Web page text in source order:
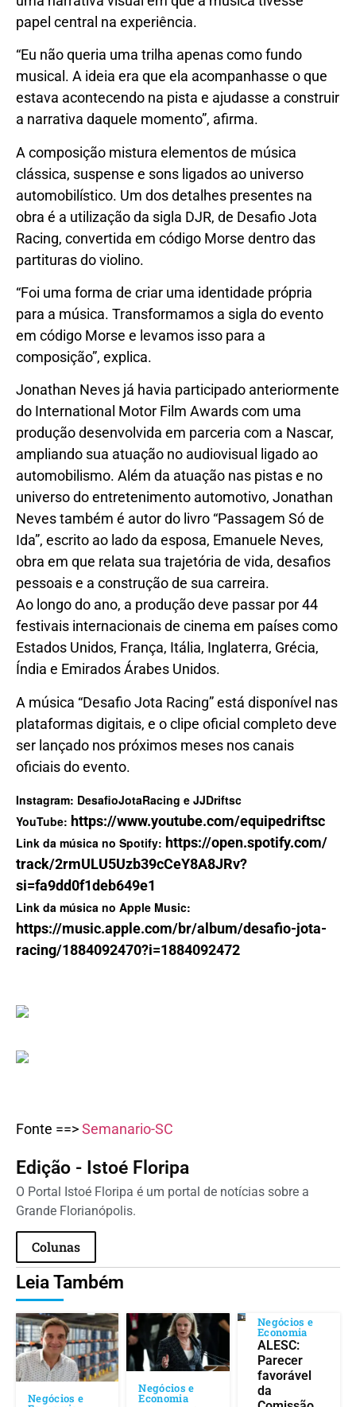
papel central na experiência.
“Eu não queria uma trilha apenas como fundo
musical. A ideia era que ela acompanhasse o que
estava acontecendo na pista e ajudasse a construir
a narrativa daquele momento”, afirma.
A composição mistura elementos de música
clássica, suspense e sons ligados ao universo
automobilístico. Um dos detalhes presentes na
obra é a utilização da sigla DJR, de Desafio Jota
Racing, convertida em código Morse dentro das
partituras do violino.
“Foi uma forma de criar uma identidade própria
para a música. Transformamos a sigla do evento
em código Morse e levamos isso para a
composição”, explica.
Jonathan Neves já havia participado anteriormente
do International Motor Film Awards com uma
produção desenvolvida em parceria com a Nascar,
ampliando sua atuação no audiovisual ligado ao
automobilismo. Além da atuação nas pistas e no
universo do entretenimento automotivo, Jonathan
Neves também é autor do livro “Passagem Só de
Ida”, escrito ao lado da esposa, Emanuele Neves,
obra em que relata sua trajetória de vida, desafios
pessoais e a construção de sua carreira.
Ao longo do ano, a produção deve passar por 44
festivais internacionais de cinema em países como
Estados Unidos, França, Itália, Inglaterra, Grécia,
Índia e Emirados Árabes Unidos.
A música “Desafio Jota Racing” está disponível nas
plataformas digitais, e o clipe oficial completo deve
ser lançado nos próximos meses nos canais
oficiais do evento.
Instagram: DesafioJotaRacing e JJDriftsc
YouTube: https://www.youtube.com/equipedriftsc
Link da música no Spotify: https://open.spotify.com/
track/2rmULU5Uzb39cCeY8A8JRv?
si=fa9dd0f1deb649e1
Link da música no Apple Music:
https://music.apple.com/br/album/desafio-jota-
racing/1884092470?i=1884092472
Fonte ==>Semanario-SC
Edição - Istoé Floripa
O Portal Istoé Floripa é um portal de notícias sobre a
Grande Florianópolis.
Colunas
Leia Também
Negócios e
Negócios e
Economia
Negócios e
Economia
ALESC:
Parecer
favorável
da